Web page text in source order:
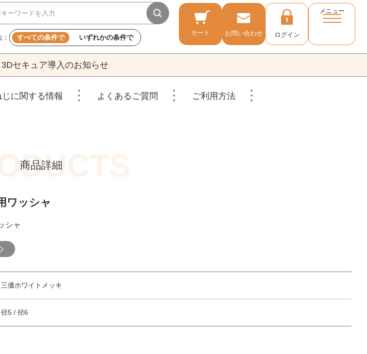
すべての条件で いずれかの条件で
カート お問い合わせ ログイン
メニュー
3Dセキュア導入のお知らせ
じに関する情報 よくあるご質問 ご利用方法
商品詳細
ワッシャ
シャ
三価ホワイトメッキ
径5 / 径6